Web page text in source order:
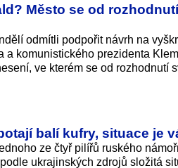
Město se od
odmítli podpořit návrh na
komunistického prezidenta
ve kterém se od rozhodnutí
balí kufry, situace je
ze čtyř pilířů ruského
ukrajinských zdrojů složitá